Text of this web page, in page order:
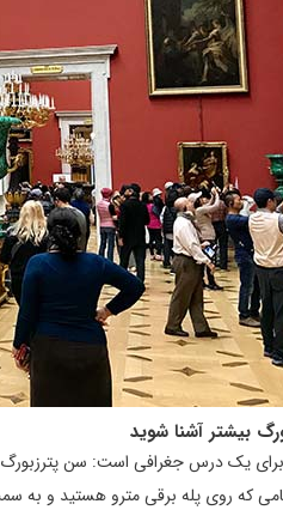
بیشتر آشنا شوید
یک درس جغرافی است: سن
که روی پله برقی مترو هستید و به